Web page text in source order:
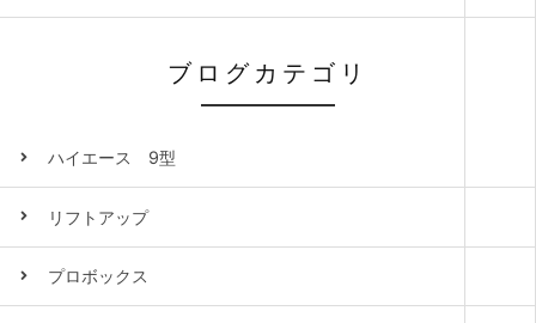
ブログカテゴリ
ハイエース 9型
リフトアップ
プロボックス